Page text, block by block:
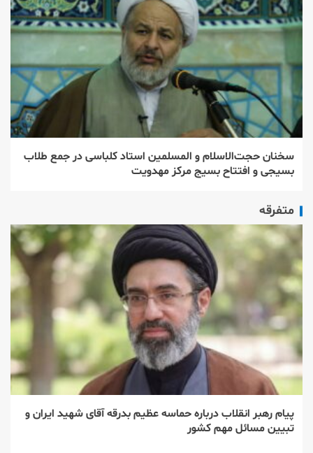
سخنان حجت‌الاسلام و المسلمین استاد کلباسی در جمع طلاب
بسیجی و افتتاح بسیج مرکز مهدویت
متفرقه
پیام رهبر انقلاب درباره حماسه عظیم بدرقه آقای شهید ایران و
تبیین مسائل مهم کشور